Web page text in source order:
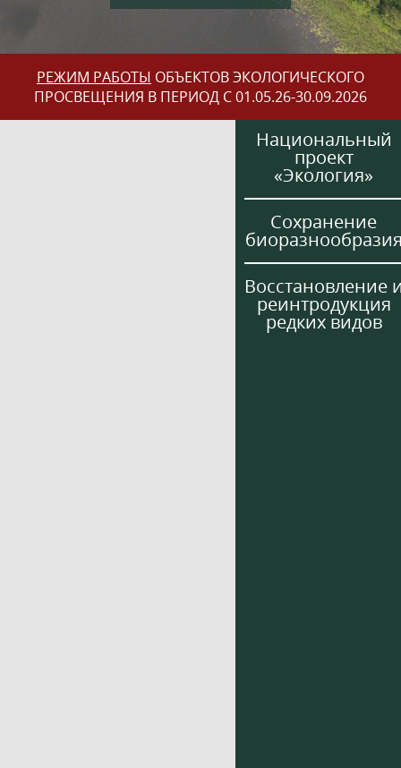
РЕЖИМ РАБОТЫ ОБЪЕКТОВ ЭКОЛОГИЧЕСКОГО
ПРОСВЕЩЕНИЯ В ПЕРИОД С 01.05.26-30.09.2026
Национальный
проект
«Экология»
Сохранение
Восстановление
реинтродукция
редких видов